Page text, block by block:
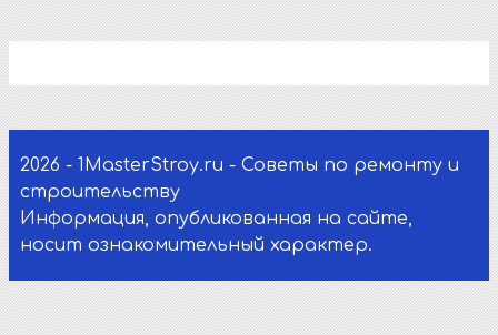
2026 - 1MasterStroy.ru - Советы по ремонту и
строительству
Информация, опубликованная на сайте,
носит ознакомительный характер.